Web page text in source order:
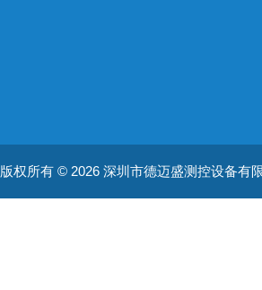
版权所有 © 2026 深圳市德迈盛测控设备